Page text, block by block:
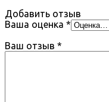
Добавить отзыв
Ваша оценка *
Ваш отзыв *